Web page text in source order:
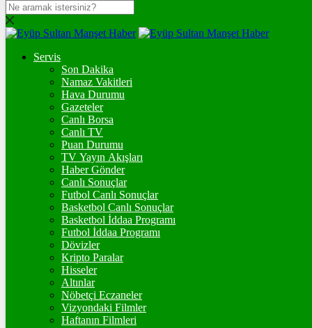
DOLAR
47,7134$% 0.16
EURO
% -0.02
STERLİN
% 0.07
GRAM ALTIN
%0,58
%0,36
BİTCOİN
ETHEREUM
Servis
Son Dakika
Namaz Vakitleri
Hava Durumu
Gazeteler
Canlı Borsa
Canlı TV
Puan Durumu
TV Yayın Akışları
Haber Gönder
Canlı Sonuçlar
Futbol Canlı Sonuçlar
Basketbol Canlı Sonuçlar
Basketbol İddaa Programı
Futbol İddaa Programı
Dövizler
Kripto Paralar
Hisseler
Altınlar
Nöbetçi Eczaneler
Vizyondaki Filmler
Haftanın Filmleri